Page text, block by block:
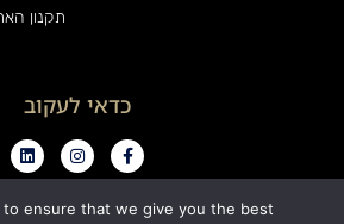
תקנון
כדאי לעקוב
to ensure that we give you the best